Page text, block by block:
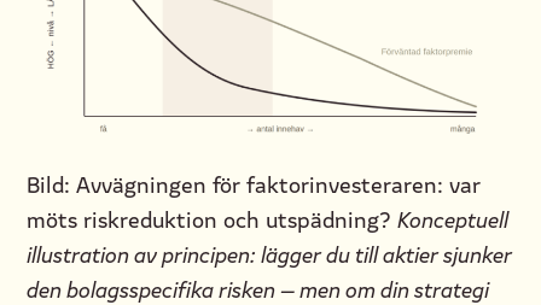
Bild: Avvägningen för faktorinvesteraren: var
möts riskreduktion och utspädning? Konceptuell
illustration av principen: lägger du till aktier sjunker
den bolagsspecifika risken — men om din strategi